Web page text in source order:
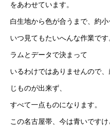
をあわせています。
白生地から色が合うまで、約小
いつ見てもたいへんな作業で
ラムとデータで決まって
いるわけではありませんので
じものが出来ず、
すべて一点ものになります。
この名古屋帯、今は青いです